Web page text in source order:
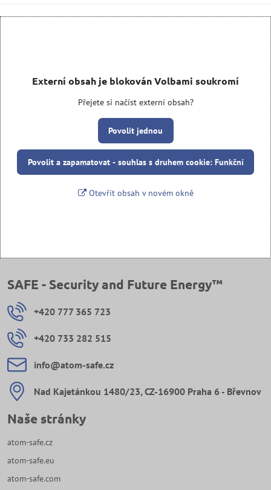
Externí obsah je blokován Volbami soukromí
Přejete si načíst externí obsah?
Povolit jednou
Povolit a zapamatovat - souhlas s druhem cookie: Funkční
Otevřít obsah v novém okně
SAFE - Security and Future Energy™
+420 777 365 723
+420 733 282 515
info​@atom-safe​.cz
Nad Kajetánkou 1480/23, CZ-16900 Praha 6 - Břevnov
Naše stránky
atom-safe.cz
atom-safe.eu
atom-safe.com